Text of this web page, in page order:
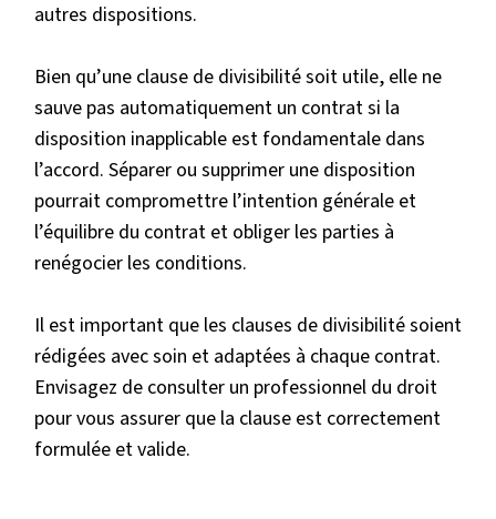
autres dispositions.
Bien qu’une clause de divisibilité soit utile, elle ne
sauve pas automatiquement un contrat si la
disposition inapplicable est fondamentale dans
l’accord. Séparer ou supprimer une disposition
pourrait compromettre l’intention générale et
l’équilibre du contrat et obliger les parties à
renégocier les conditions.
Il est important que les clauses de divisibilité soient
rédigées avec soin et adaptées à chaque contrat.
Envisagez de consulter un professionnel du droit
pour vous assurer que la clause est correctement
formulée et valide.